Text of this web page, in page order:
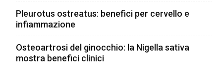
Pleurotus ostreatus: benefici per cervello e
infiammazione
Osteoartrosi del ginocchio: la Nigella sativa
mostra benefici clinici